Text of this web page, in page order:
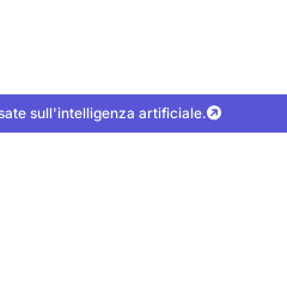
sull'intelligenza artificiale.